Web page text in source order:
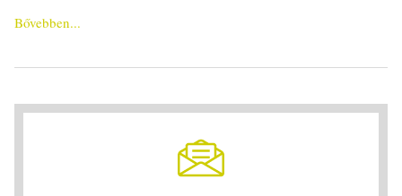
Bővebben...